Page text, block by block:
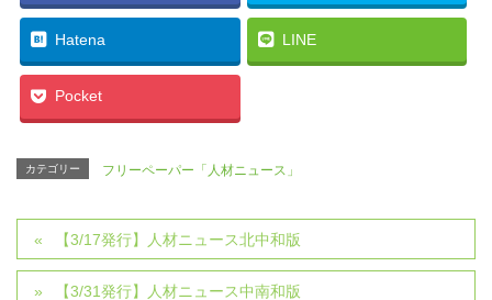
Hatena LINE
Pocket
カテゴリー フリーペーパー「人材ニュース」
【3/17発行】人材ニュース北中和版
【3/31発行】人材ニュース中南和版